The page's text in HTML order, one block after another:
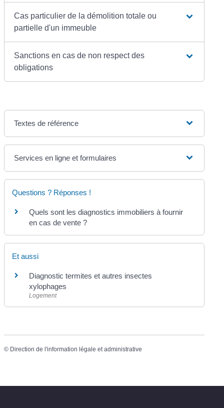
Cas particulier de la démolition totale ou
partielle d'un immeuble
Sanctions en cas de non respect des
obligations
Textes de référence
Services en ligne et formulaires
Questions ? Réponses !
Quels sont les diagnostics immobiliers à fournir
en cas de vente ?
Et aussi
Diagnostic termites et autres insectes
xylophages
Logement
© Direction de l'information légale et administrative